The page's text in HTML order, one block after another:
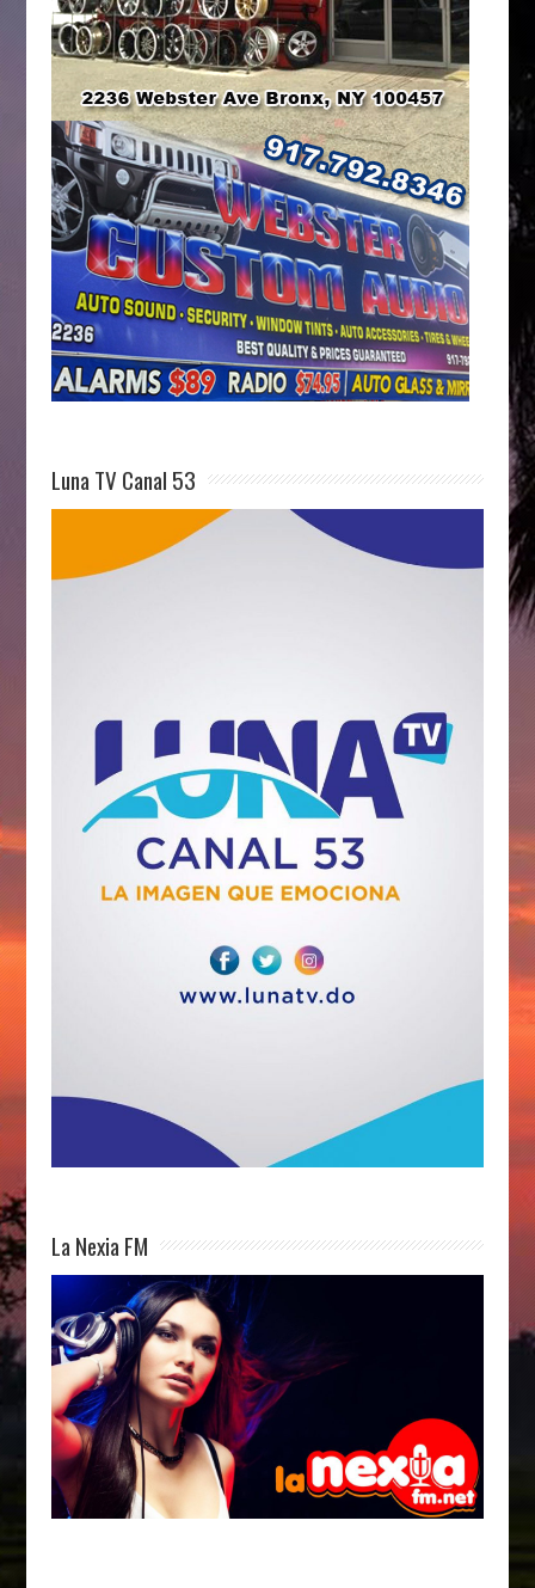
Luna TV Canal 53
La Nexia FM